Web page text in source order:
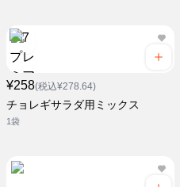
¥258(税込¥278.64)
チョレギサラダ用ミックス
1袋